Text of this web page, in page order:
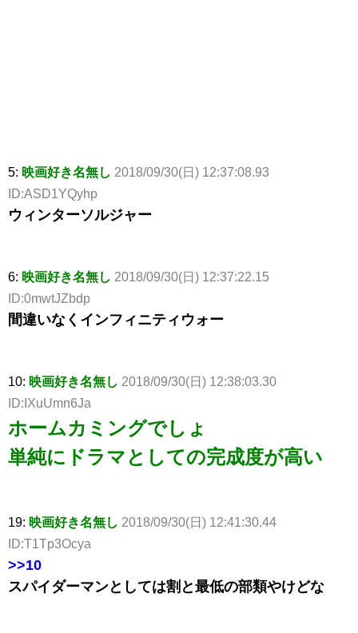
5: 映画好き名無し 2018/09/30(日) 12:37:08.93
ID:ASD1YQyhp
ウィンターソルジャー
6: 映画好き名無し 2018/09/30(日) 12:37:22.15
ID:0mwtJZbdp
間違いなくインフィニティウォー
10: 映画好き名無し 2018/09/30(日) 12:38:03.30
ID:IXuUmn6Ja
ホームカミングでしょ
単純にドラマとしての完成度が高い
19: 映画好き名無し 2018/09/30(日) 12:41:30.44
ID:T1Tp3Ocya
>>10
スパイダーマンとしては割と最低の部類やけどな